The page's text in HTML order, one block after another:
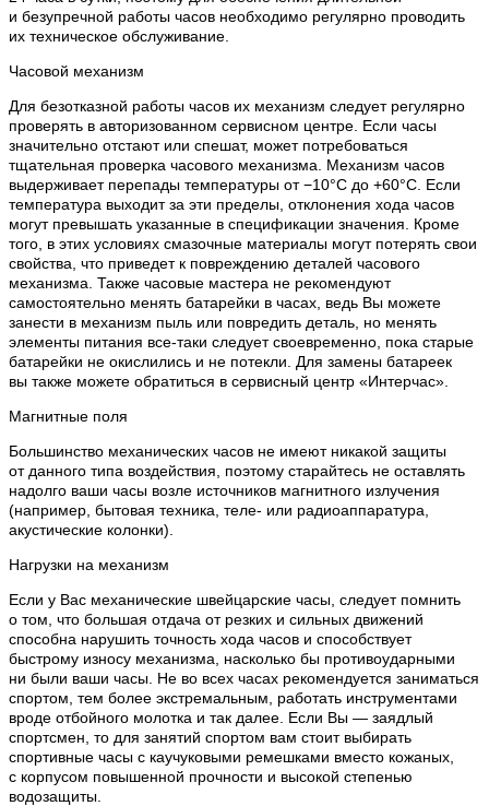
и безупречной работы часов необходимо регулярно проводить
их техническое обслуживание.
Часовой механизм
Для безотказной работы часов их механизм следует регулярно
проверять в авторизованном сервисном центре. Если часы
значительно отстают или спешат, может потребоваться
тщательная проверка часового механизма. Механизм часов
выдерживает перепады температуры от −10°C до +60°C. Если
температура выходит за эти пределы, отклонения хода часов
могут превышать указанные в спецификации значения. Кроме
того, в этих условиях смазочные материалы могут потерять свои
свойства, что приведет к повреждению деталей часового
механизма. Также часовые мастера не рекомендуют
самостоятельно менять батарейки в часах, ведь Вы можете
занести в механизм пыль или повредить деталь, но менять
элементы питания все-таки следует своевременно, пока старые
батарейки не окислились и не потекли. Для замены батареек
вы также можете обратиться в сервисный центр «Интерчас».
Магнитные поля
Большинство механических часов не имеют никакой защиты
от данного типа воздействия, поэтому старайтесь не оставлять
надолго ваши часы возле источников магнитного излучения
(например, бытовая техника, теле- или радиоаппаратура,
акустические колонки).
Нагрузки на механизм
Если у Вас механические швейцарские часы, следует помнить
о том, что большая отдача от резких и сильных движений
способна нарушить точность хода часов и способствует
быстрому износу механизма, насколько бы противоударными
ни были ваши часы. Не во всех часах рекомендуется заниматься
спортом, тем более экстремальным, работать инструментами
вроде отбойного молотка и так далее. Если Вы — заядлый
спортсмен, то для занятий спортом вам стоит выбирать
спортивные часы с каучуковыми ремешками вместо кожаных,
с корпусом повышенной прочности и высокой степенью
водозащиты.